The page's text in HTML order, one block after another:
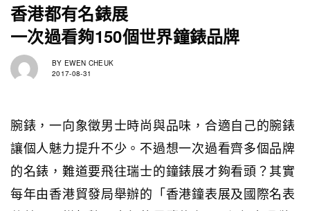
香港都有名錶展
一次過看夠150個世界鐘錶品牌
BY EWEN CHEUK
2017-08-31
腕錶，一向象徵男士時尚與品味，合適自己的腕錶
讓個人魅力提升不少。不過想一次過看齊多個品牌
的名錶，難道要飛往瑞士的鐘錶展才夠看頭？其實
每年由香港貿發局舉辦的「香港鐘表展及國際名表